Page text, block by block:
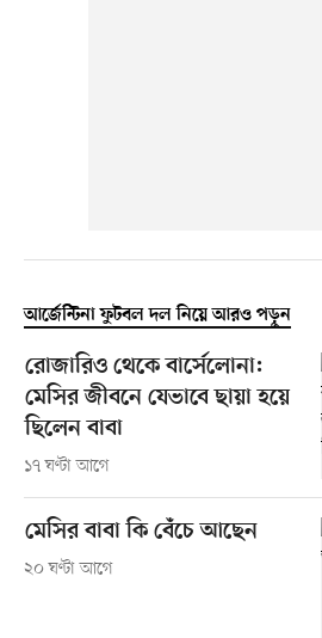
আর্জেন্টিনা ফুটবল দল নিয়ে আরও পড়ুন
রোজারিও থেকে বার্সেলোনা:
মেসির জীবনে যেভাবে ছায়া হয়ে
ছিলেন বাবা
১৭ ঘণ্টা আগে
মেসির বাবা কি বেঁচে আছেন
২০ ঘণ্টা আগে